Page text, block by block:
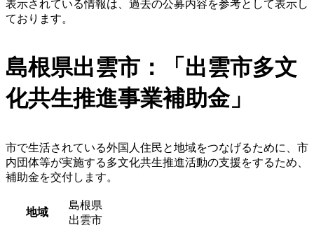
表示されている情報は、過去の公募内容を参考として表示し
ております。
島根県出雲市：「出雲市多文
化共生推進事業補助金」
市で生活されている外国人住民と地域をつなげるために、市
内団体等が実施する多文化共生推進活動の支援をするため、
補助金を交付します。
地域
島根県
出雲市